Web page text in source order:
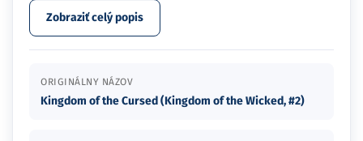
Zobraziť celý popis
ORIGINÁLNY NÁZOV
Kingdom of the Cursed (Kingdom of the Wicked, #2)